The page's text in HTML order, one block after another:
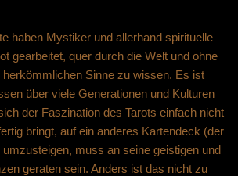
haben Mystiker und allerhand spirituelle
gearbeitet, quer durch die Welt und ohne
herkömmlichen Sinne zu wissen. Es ist
über viele Generationen und Kulturen
der Faszination des Tarots einfach nicht
bringt, auf ein anderes Kartendeck (der
umzusteigen, muss an seine geistigen und
geraten sein. Anders ist das nicht zu